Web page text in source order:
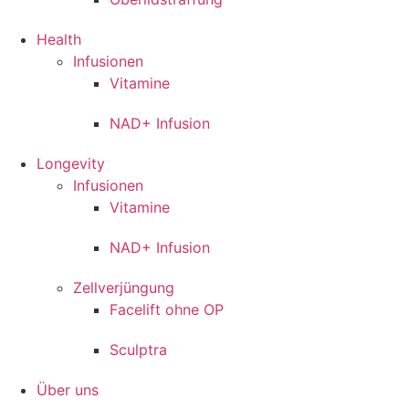
Health
Infusionen
Vitamine
NAD+ Infusion
Longevity
Infusionen
Vitamine
NAD+ Infusion
Zellverjüngung
Facelift ohne OP
Sculptra
Über uns